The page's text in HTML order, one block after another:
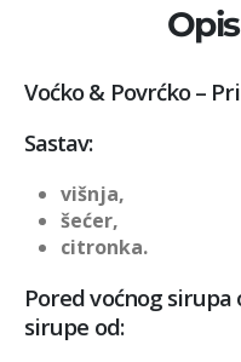
Voćko & Povrćko –
Sastav:
višnja,
šećer,
citronka.
Pored voćnog
sirupe od: